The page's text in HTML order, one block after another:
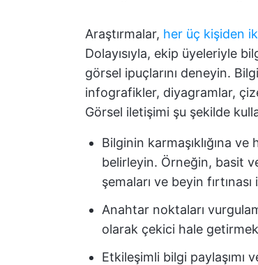
Araştırmalar, her üç kişiden
Dolayısıyla, ekip üyeleriyle
görsel ipuçlarını deneyin.
infografikler, diyagramlar,
Görsel iletişimi şu şekilde
Bilginin karmaşıklığına
belirleyin. Örneğin, basit
şemaları ve beyin
Anahtar noktaları
olarak çekici hale
Etkileşimli bilgi paylaşımı